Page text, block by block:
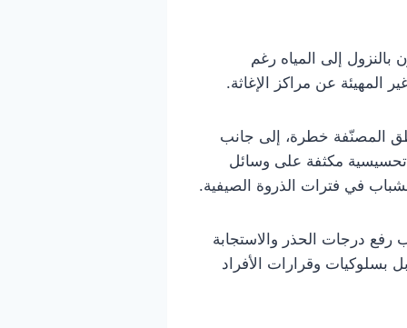
إلى المياه رغم
المهيئة عن مراكز الإغاثة.
المصنّفة خطرة، إلى جانب
تحسيسية مكثفة على وسائل
في فترات الذروة الصيفية.
رفع درجات الحذر والاستجابة
بسلوكيات وقرارات الأفراد